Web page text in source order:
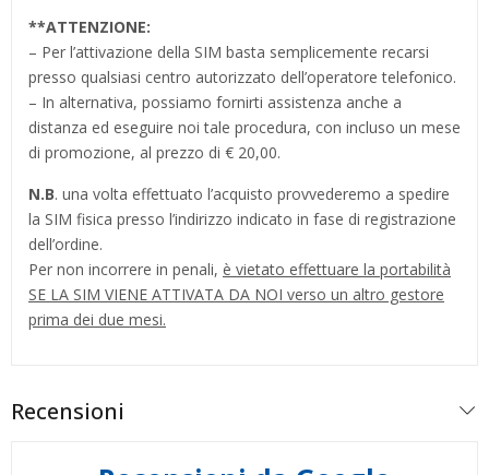
**ATTENZIONE:
– Per l’attivazione della SIM basta semplicemente recarsi
presso qualsiasi centro autorizzato dell’operatore telefonico.
– In alternativa, possiamo fornirti assistenza anche a
distanza ed eseguire noi tale procedura, con incluso un mese
di promozione, al prezzo di € 20,00.
N.B. una volta effettuato l’acquisto provvederemo a spedire
la SIM fisica presso l’indirizzo indicato in fase di registrazione
dell’ordine.
Per non incorrere in penali, è vietato effettuare la portabilità
SE LA SIM VIENE ATTIVATA DA NOI verso un altro gestore
prima dei due mesi.
Recensioni